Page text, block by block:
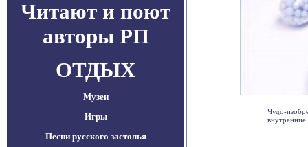
Читают и поют
авторы РП
ОТДЫХ
Музеи
Игры
Песни русского застолья
Чудо-